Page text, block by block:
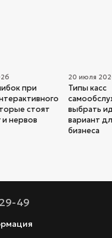
при
стоят
и нервов
20 июля
Типы касс
выбрать
вариант
бизнеса
49